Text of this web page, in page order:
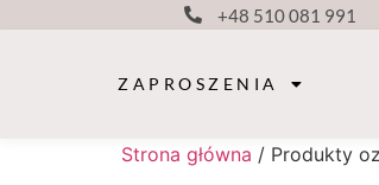
+48 510 081 991
ZAPROSZENIA
Strona główna / Produkty